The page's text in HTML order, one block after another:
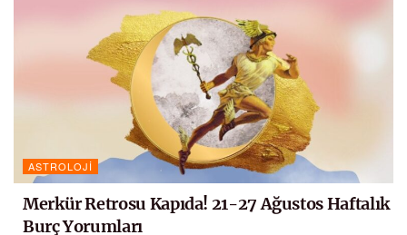
ASTROLOJI
Merkür Retrosu Kapıda! 21-27 Ağustos Haftalık
Burç Yorumları